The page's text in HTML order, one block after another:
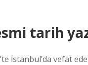
tarih
İstanbul’da vefat